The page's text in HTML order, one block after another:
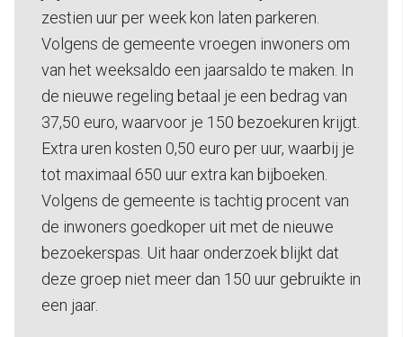
zestien uur per week kon laten parkeren.
Volgens de gemeente vroegen inwoners om
van het weeksaldo een jaarsaldo te maken. In
de nieuwe regeling betaal je een bedrag van
37,50 euro, waarvoor je 150 bezoekuren krijgt.
Extra uren kosten 0,50 euro per uur, waarbij je
tot maximaal 650 uur extra kan bijboeken.
Volgens de gemeente is tachtig procent van
de inwoners goedkoper uit met de nieuwe
bezoekerspas. Uit haar onderzoek blijkt dat
deze groep niet meer dan 150 uur gebruikte in
een jaar.